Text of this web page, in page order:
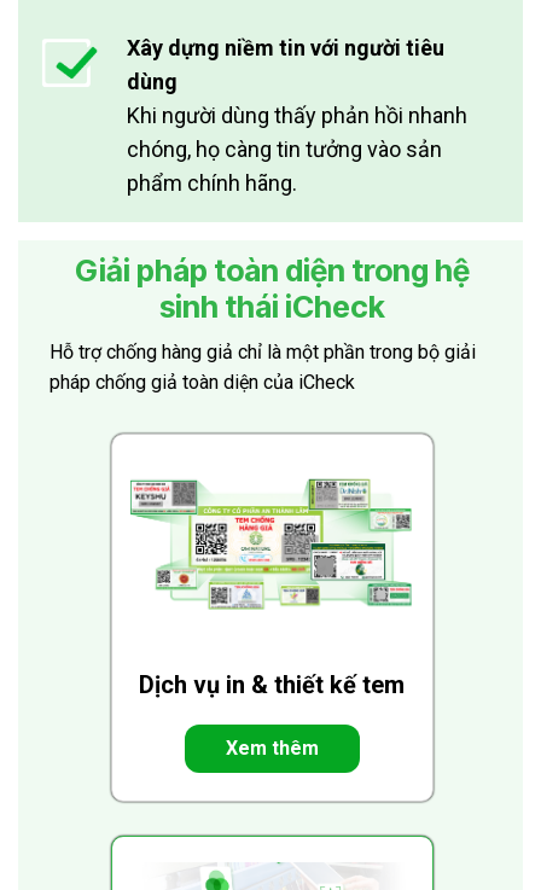
Xây dựng niềm tin với người tiêu
dùng
Khi người dùng thấy phản hồi nhanh
chóng, họ càng tin tưởng vào sản
phẩm chính hãng.
Dịch vụ in & thiết kế tem
Xem thêm
Hỗ trợ chống hàng giả chỉ là một phần trong bộ giải
pháp chống giả toàn diện của iCheck
Giải pháp toàn diện trong hệ
sinh thái iCheck